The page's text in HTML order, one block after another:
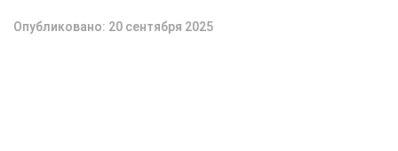
Опубликовано: 20 сентября 2025